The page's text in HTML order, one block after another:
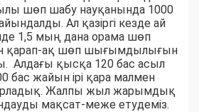
шөп шабу науқанында 1000
Ал қазіргі кезде ай
1,5 мың дана орама шөп
қарап-ақ шөп шығымдылығын
Алдағы қысқа 120 бас асыл
жайын ірі қара малмен
Жалпы жыл жарымдық
мақсат-меже етудеміз.